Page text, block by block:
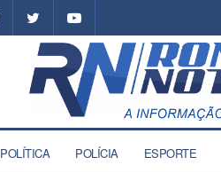
POLÍTICA POLÍCIA ESPORTE